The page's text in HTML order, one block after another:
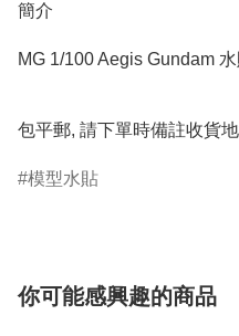
簡介
MG 1/100 Aegis Gundam
包平郵, 請下單時備註收貨
模型水貼
你可能感興趣的商品